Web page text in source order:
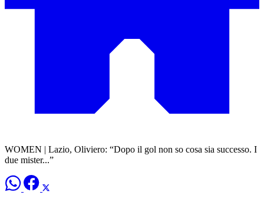
WOMEN | Lazio, Oliviero: “Dopo il gol non so cosa sia successo. I
due mister...”